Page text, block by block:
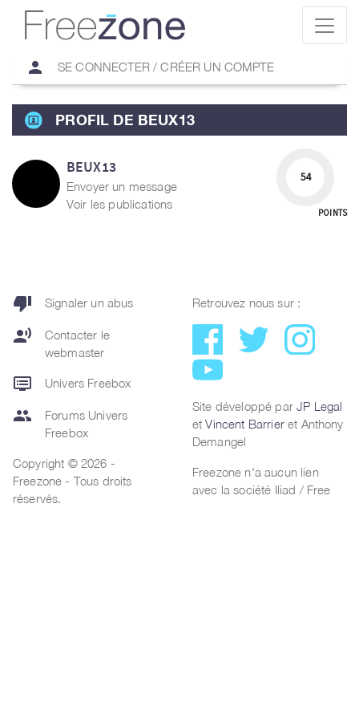
person SE CONNECTER / CRÉER UN COMPTE
PROFIL DE BEUX13
BEUX13
Envoyer un message
Voir les publications
54
POINTS
thumb_down Signaler un abus
record_voice_over
Contacter le
webmaster
dvr Univers Freebox
group
Forums Univers
Freebox
Copyright © 2026 -
Freezone - Tous droits
réservés.
Retrouvez nous sur :
Site développé parJP Legal
etVincent Barrieret Anthony
Demangel
Freezone n'a aucun lien
avec la société Iliad / Free